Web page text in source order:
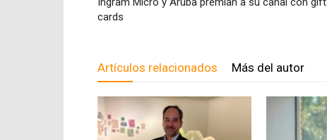
cards
Artículos relacionados Más del autor